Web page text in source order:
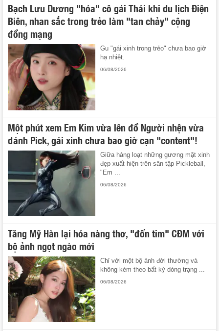
Bạch Lưu Dương "hóa" cô gái Thái khi du lịch Điện
Biên, nhan sắc trong trẻo làm "tan chảy" cộng
đồng mạng
Gu "gái xinh trong trẻo" chưa bao giờ
hạ nhiệt.
06/08/2026
Một phút xem Em Kim vừa lên đồ Người nhện vừa
đánh Pick, gái xinh chưa bao giờ cạn "content"!
Giữa hàng loạt những gương mặt xinh
đẹp xuất hiện trên sân tập Pickleball,
"Em ...
06/08/2026
Tăng Mỹ Hàn lại hóa nàng thơ, "đốn tim" CĐM với
bộ ảnh ngọt ngào mới
Chỉ với một bộ ảnh đời thường và
không kèm theo bất kỳ dòng trạng ...
06/08/2026